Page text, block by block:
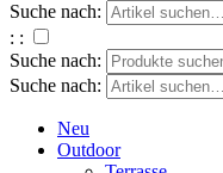
Suche nach:
: :
Suche nach:
Suche nach:
Neu
Outdoor